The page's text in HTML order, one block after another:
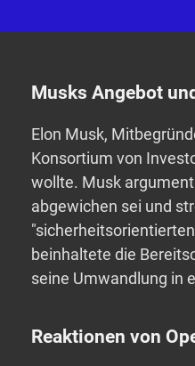
Musks Angebot
Elon Musk,
Konsortium von
wollte. Musk
abgewichen sei und
beinhaltete die
seine Umwandlung in
Reaktionen von